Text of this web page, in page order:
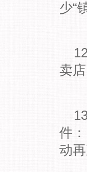
少“
卖
件
动